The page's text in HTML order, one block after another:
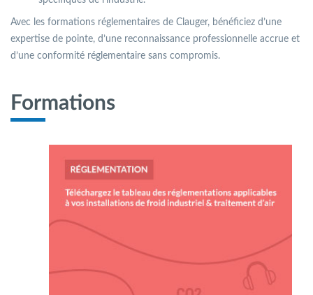
Avec les formations réglementaires de Clauger, bénéficiez d’une
expertise de pointe, d’une reconnaissance professionnelle accrue et
d’une conformité réglementaire sans compromis.
Formations